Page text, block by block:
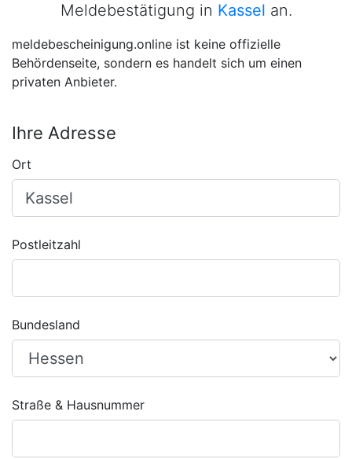
Meldebestätigung in Kassel an.
meldebescheinigung.online ist keine offizielle
Behördenseite, sondern es handelt sich um einen
privaten Anbieter.
Ihre Adresse
Ort
Postleitzahl
Bundesland
Straße & Hausnummer